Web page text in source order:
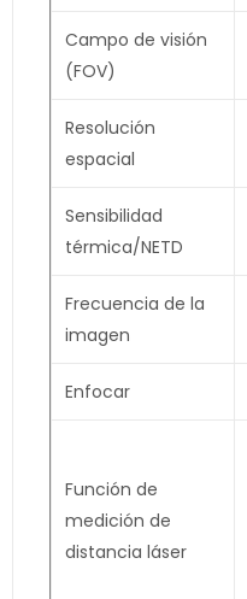
Campo de visión
(FOV)
Resolución
espacial
Sensibilidad
térmica/NETD
Frecuencia de la
imagen
Enfocar
Función de
medición de
distancia láser